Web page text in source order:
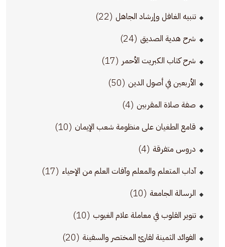
تنبيه الغافل وإرشاد الجاهل (22)
شرح هدية الصديق (24)
شرح كتاب الكبريت الأحمر (17)
الأربعين في أصول الدين (50)
صفة صلاة المقربين (4)
قامع الطغيان على منظومة شعب الإيمان (10)
دروس متفرقة (4)
آداب المتعلم والمعلم وآفات العلم من الإحياء (17)
الرسالة الجامعة (10)
تنوير القلوب في معاملة علام الغيوب (10)
الفوائد الثمينة لقارئ المختصر والسفينة (20)